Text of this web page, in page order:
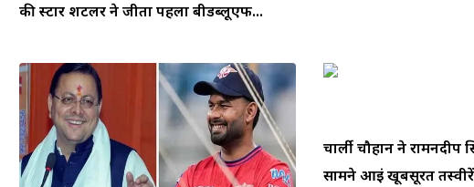
की स्टार शटलर ने जीता पहला बीडब्लूएफ...
चार्ली चौहान ने रामनदीप
सामने आईं खूबसूरत